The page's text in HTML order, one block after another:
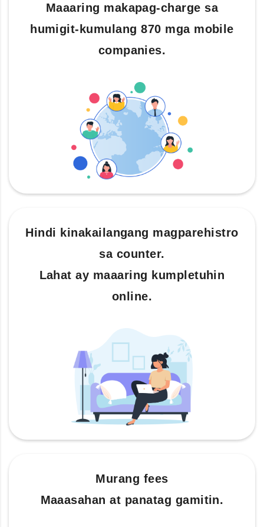
Maaaring makapag-charge sa
humigit-kumulang 870 mga mobile
companies.
Hindi kinakailangang magparehistro
sa counter.
Lahat ay maaaring kumpletuhin
online.
Murang fees
Maaasahan at panatag gamitin.